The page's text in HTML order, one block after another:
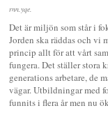
rnn.yqe.
Det är miljön som står i
Jorden ska räddas och vi
princip allt för att vårt
fungera. Det ställer stora
generations arbetare, de
vägar. Utbildningar med
funnits i flera år men nu